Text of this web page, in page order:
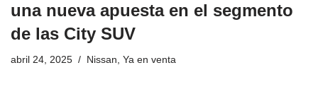
una nueva apuesta en el segmento
de las City SUV
abril 24, 2025 Nissan, Ya en venta